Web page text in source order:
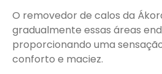
O removedor de calos da
gradualmente essas áreas
proporcionando uma
conforto e maciez.